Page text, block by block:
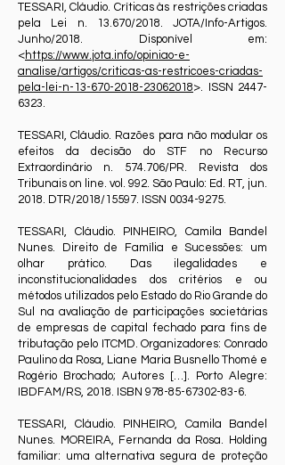
TESSARI, Cláudio. Críticas às restrições criadas
pela Lei n. 13.670/2018. JOTA/Info-Artigos.
Junho/2018. Disponível em:
<https://www.jota.info/opiniao-e-
analise/artigos/criticas-as-restricoes-criadas-
pela-lei-n-13-670-2018-23062018>. ISSN 2447-
6323.
TESSARI, Cláudio. Razões para não modular os
efeitos da decisão do STF no Recurso
Extraordinário n. 574.706/PR. Revista dos
Tribunais on line. vol. 992. São Paulo: Ed. RT, jun.
2018. DTR/2018/15597. ISSN 0034-9275.
TESSARI, Cláudio. PINHEIRO, Camila Bandel
Nunes. Direito de Família e Sucessões: um
olhar prático. Das ilegalidades e
inconstitucionalidades dos critérios e ou
métodos utilizados pelo Estado do Rio Grande do
Sul na avaliação de participações societárias
de empresas de capital fechado para fins de
tributação pelo ITCMD. Organizadores: Conrado
Paulino da Rosa, Liane Maria Busnello Thomé e
Rogério Brochado; Autores […]. Porto Alegre:
IBDFAM/RS, 2018. ISBN 978-85-67302-83-6.
TESSARI, Cláudio. PINHEIRO, Camila Bandel
Nunes. MOREIRA, Fernanda da Rosa. Holding
familiar: uma alternativa segura de proteção